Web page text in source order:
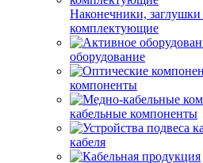
Наконечники,
комплектующие
оборудование
компоненты
кабельные компоненты
кабеля